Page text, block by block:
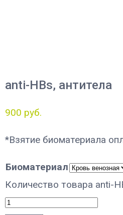
anti-HBs, антитела
900 руб.
*Взятие биоматериала
Биоматериал
Количество товара anti-